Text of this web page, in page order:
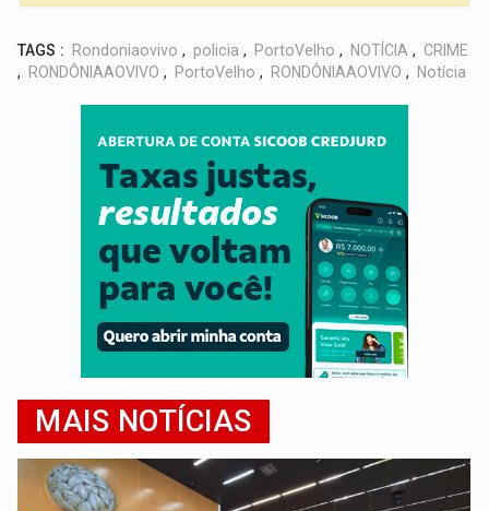
TAGS : Rondoniaovivo , policia , PortoVelho , NOTÍCIA , CRIME
,
RONDÔNIAAOVIVO , PortoVelho , RONDÔNIAAOVIVO , Notícia
MAIS NOTÍCIAS